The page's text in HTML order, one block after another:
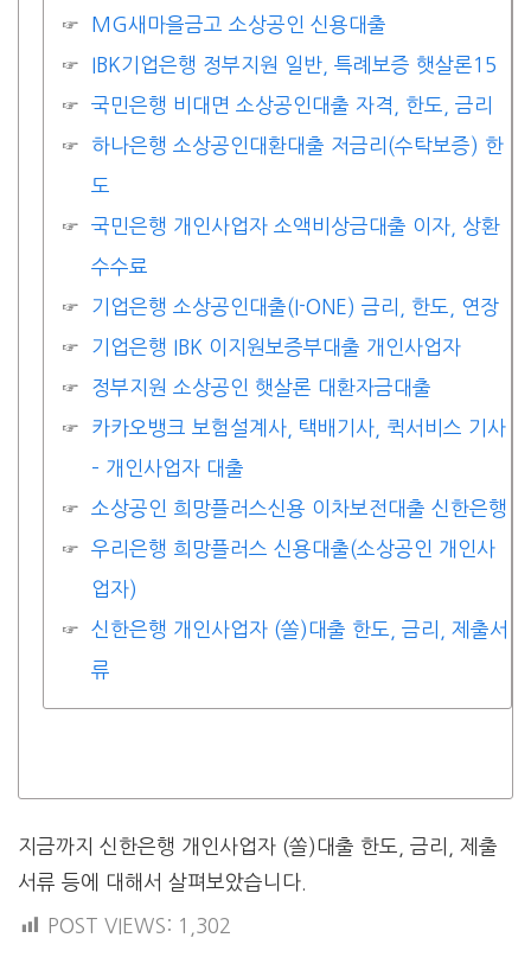
MG새마을금고 소상공인 신용대출
IBK기업은행 정부지원 일반, 특례보증 햇살론15
국민은행 비대면 소상공인대출 자격, 한도, 금리
하나은행 소상공인대환대출 저금리(수탁보증) 한
도
국민은행 개인사업자 소액비상금대출 이자, 상환
수수료
기업은행 소상공인대출(I-ONE) 금리, 한도, 연장
기업은행 IBK 이지원보증부대출 개인사업자
정부지원 소상공인 햇살론 대환자금대출
카카오뱅크 보험설계사, 택배기사, 퀵서비스 기사
– 개인사업자 대출
소상공인 희망플러스신용 이차보전대출 신한은행
우리은행 희망플러스 신용대출(소상공인 개인사
업자)
신한은행 개인사업자 (쏠)대출 한도, 금리, 제출서
류
지금까지 신한은행 개인사업자 (쏠)대출 한도, 금리, 제출
서류 등에 대해서 살펴보았습니다.
POST VIEWS: 1,302